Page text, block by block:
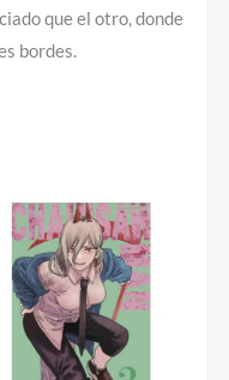
que el otro, donde
bordes.